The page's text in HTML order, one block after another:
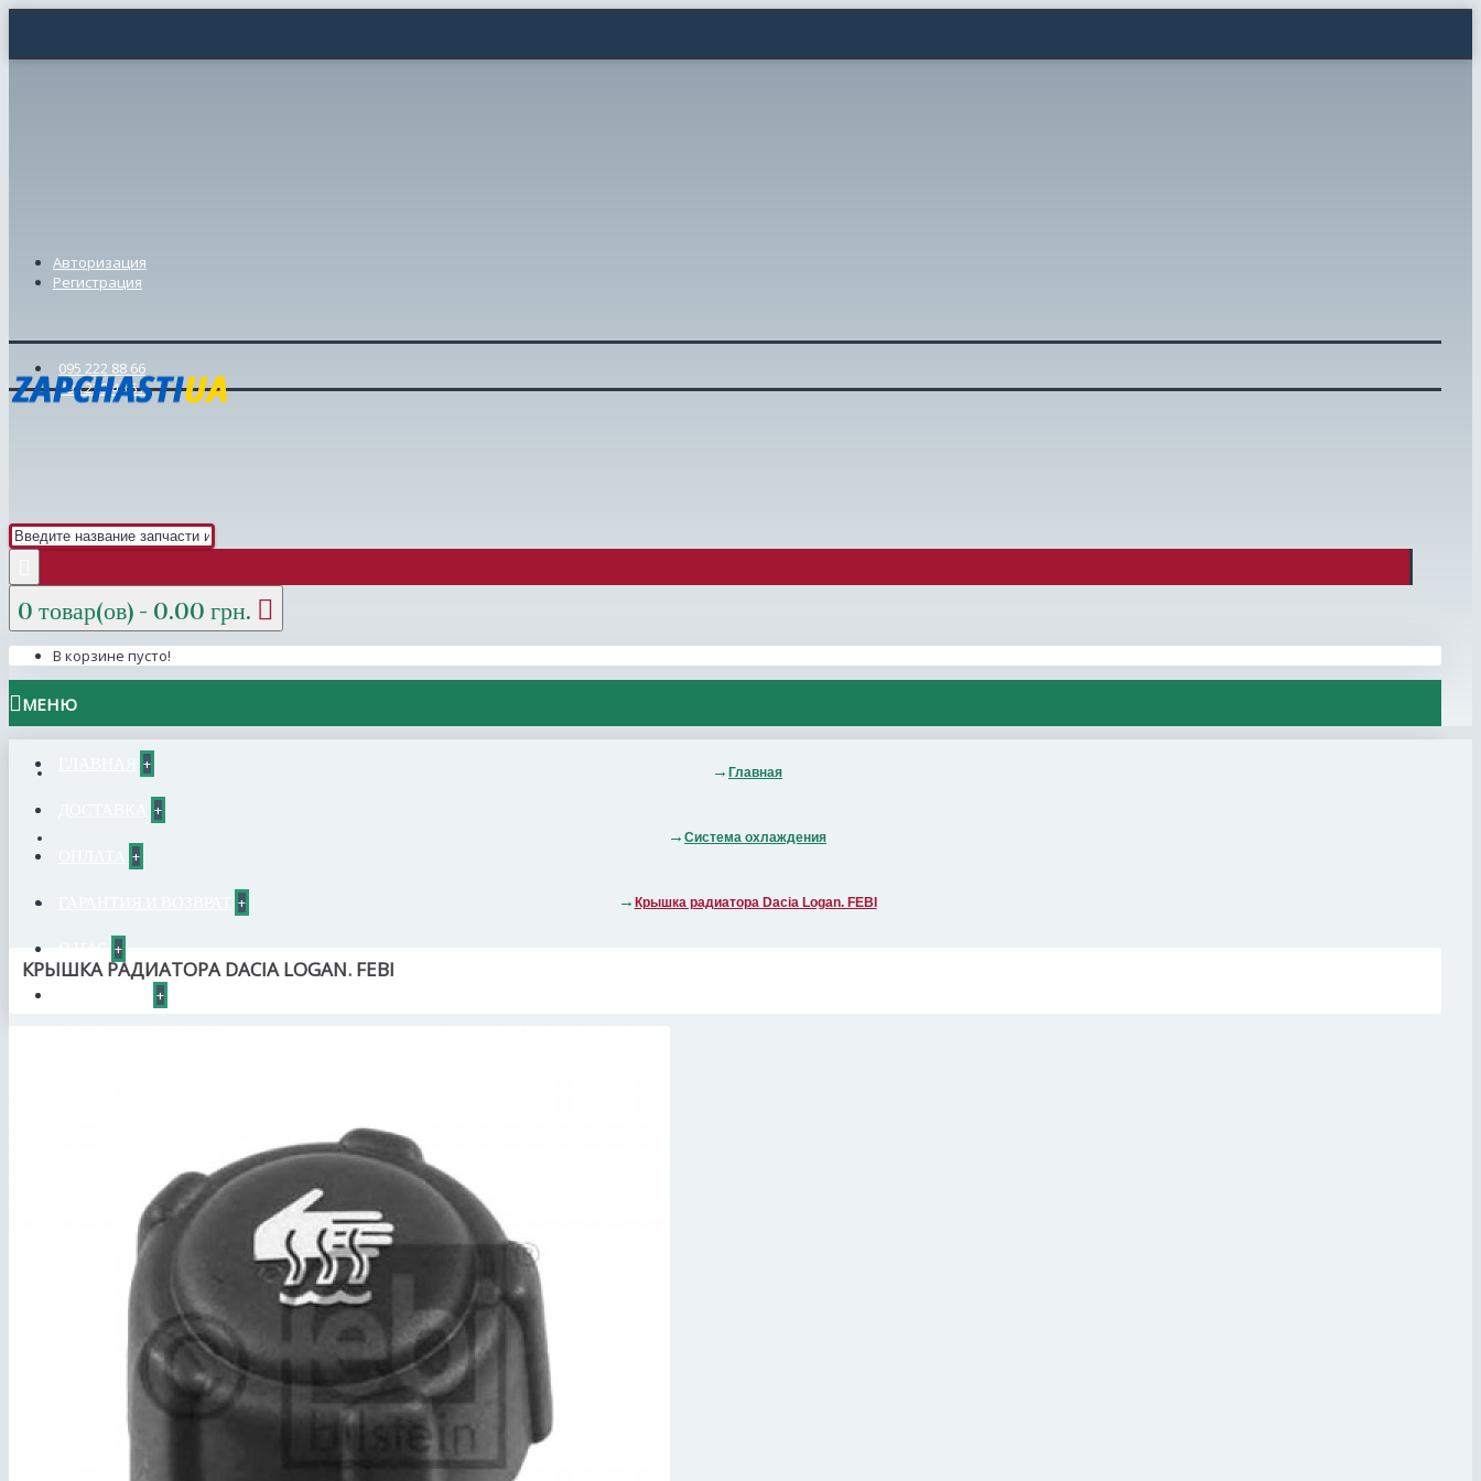
Авторизация
Регистрация
095 222 88 66
098 239 46 57
0 товар(ов) - 0.00 грн.
В корзине пусто!
МЕНЮ
+
+
+
+
+
+
Главная
Система охлаждения
Крышка радиатора Dacia Logan. FEBI
КРЫШКА РАДИАТОРА DACIA LOGAN. FEBI